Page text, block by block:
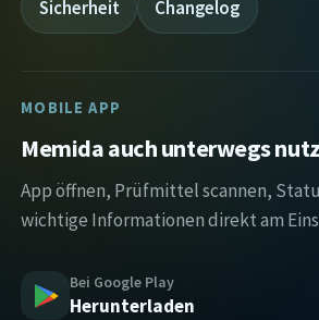
Sicherheit Changelog
MOBILE APP
Memida auch unterwegs
App öffnen, Prüfmittel scannen,
wichtige Informationen direkt am
Bei Google Play
Herunterladen